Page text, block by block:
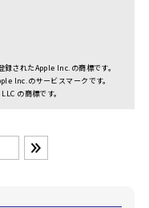
されたApple lnc.の商標です。
lnc.のサービスマークです。
の商標です。